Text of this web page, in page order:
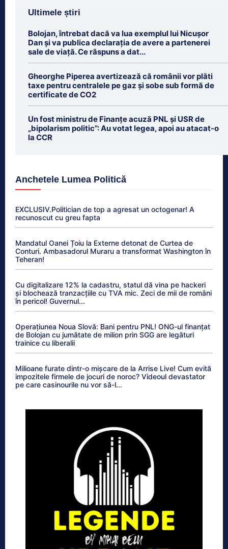
Ultimele știri
Bolojan, întrebat dacă va lua exemplul lui Nicușor
Dan și va publica declarația de avere a partenerei
sale de viață. Ce răspuns a dat...
Gheorghe Piperea avertizează că românii vor plăti
taxe pentru centralele pe gaz și sobe sub formă de
certificate de CO2
Un fost ministru de Finanțe acuză PNL și USR de
„bipolarism politic”: Au votat legea, apoi au atacat-o
la CCR
Anchetele Lumea Politică
EXCLUSIV.Politician de top a agresat un octogenar! A
recunoscut cu greu fapta
Mandatul Oanei Țoiu la Externe detonat de Curtea de
Conturi. Ambasadorul Muraru a transformat Washington în
Teheran!
Cu digitalizare 12% la cadastru, statul dă vina pe hackeri
și blochează tranzacțiile cu TVA mic. Zeci de mii de români
în pericol! Guvernul...
Operațiunea Noua Slovă: Bani pentru PNL! ONG-ul finanțat
de Bolojan cu jumătate de milion prin SGG are legături
trainice cu liberalii
Milioane furate dintr-o mișcare de la Arrise Live! Cum evită
impozitele firmele de jocuri de noroc? Videoul devastator
pe care casinourile nu vor să-l...